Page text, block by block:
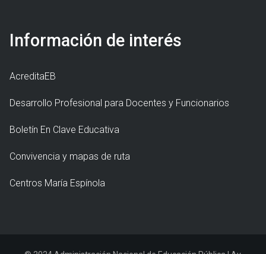
Información de interés
AcreditaEB
Desarrollo Profesional para Docentes y Funcionarios
Boletín En Clave Educativa
Convivencia y mapas de ruta
Centros María Espínola